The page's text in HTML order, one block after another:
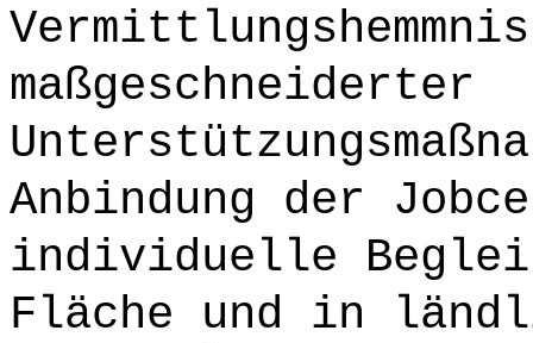
maßgeschneiderter
Anbindung der
individuelle
Fläche und in